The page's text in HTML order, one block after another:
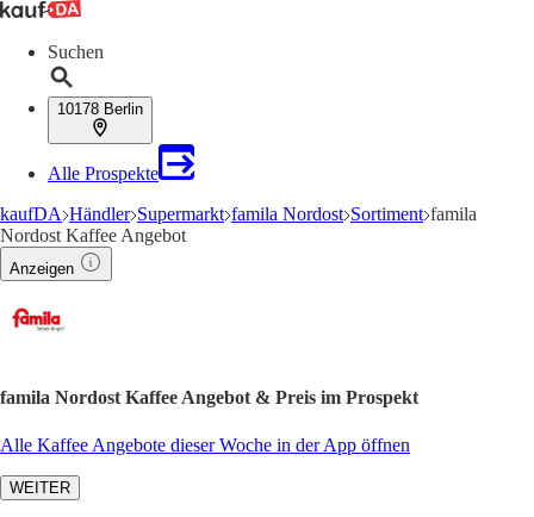
Suchen
10178 Berlin
Alle Prospekte
kaufDA Händler Supermarkt famila Nordost Sortiment famila
Nordost Kaffee Angebot
Anzeigen
famila Nordost Kaffee Angebot & Preis im Prospekt
Alle Kaffee Angebote dieser Woche in der App öffnen
WEITER